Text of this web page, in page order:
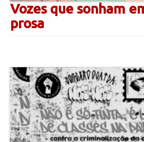
Vozes que sonham
prosa